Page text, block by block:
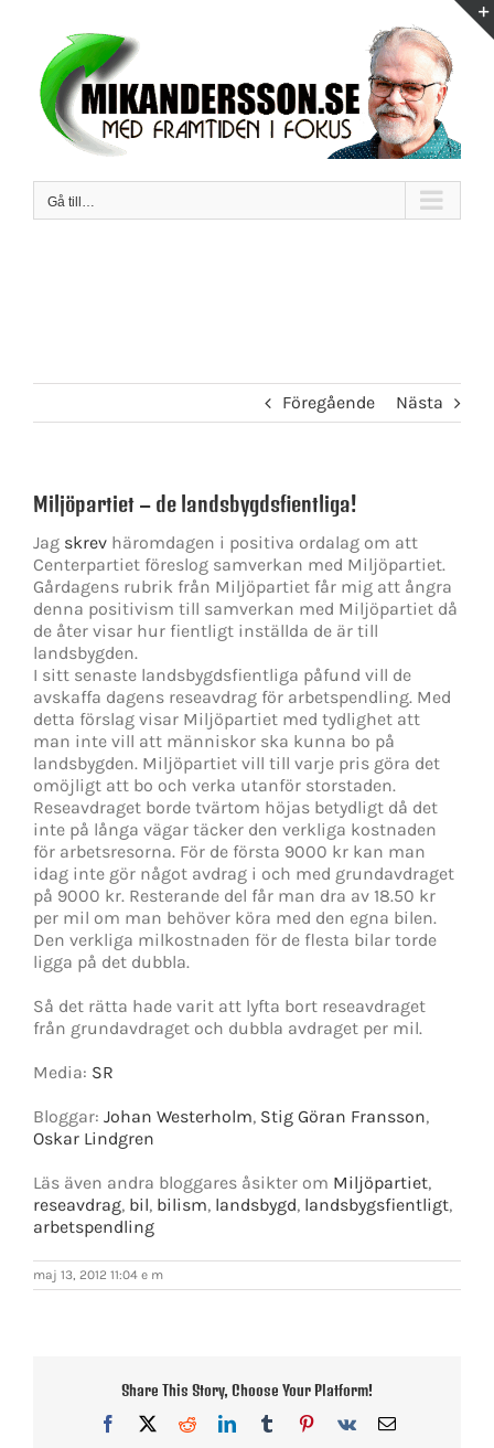
innehållet
Gå till…
Föregående Nästa
Miljöpartiet – de landsbygdsfientliga!
Jag skrev häromdagen i positiva ordalag om att
Centerpartiet föreslog samverkan med Miljöpartiet.
Gårdagens rubrik från Miljöpartiet får mig att ångra
denna positivism till samverkan med Miljöpartiet då
de åter visar hur fientligt inställda de är till
landsbygden.
I sitt senaste landsbygdsfientliga påfund vill de
avskaffa dagens reseavdrag för arbetspendling. Med
detta förslag visar Miljöpartiet med tydlighet att
man inte vill att människor ska kunna bo på
landsbygden. Miljöpartiet vill till varje pris göra det
omöjligt att bo och verka utanför storstaden.
Reseavdraget borde tvärtom höjas betydligt då det
inte på långa vägar täcker den verkliga kostnaden
för arbetsresorna. För de första 9000 kr kan man
idag inte gör något avdrag i och med grundavdraget
på 9000 kr. Resterande del får man dra av 18.50 kr
per mil om man behöver köra med den egna bilen.
Den verkliga milkostnaden för de flesta bilar torde
ligga på det dubbla.
Så det rätta hade varit att lyfta bort reseavdraget
från grundavdraget och dubbla avdraget per mil.
Media: SR
Bloggar: Johan Westerholm, Stig Göran Fransson,
Oskar Lindgren
Läs även andra bloggares åsikter om Miljöpartiet,
reseavdrag, bil, bilism, landsbygd, landsbygsfientligt,
arbetspendling
maj 13, 2012 11:04 e m
Share This Story, Choose Your Platform!
Facebook
X RedditLinkedInTumblrPinterest
Vk
E-